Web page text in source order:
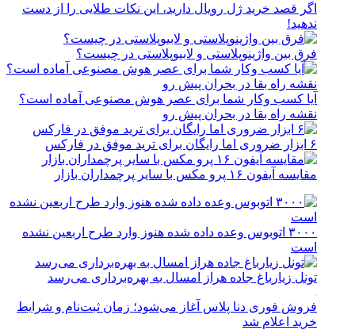
اگر قصد خرید ژل رویال دارید، این نکات طلایی را از دست
ندهید!
فرق بین واژینوپلاستی و لابیوپلاستی در چیست؟
آیا کسب وکار شما برای عصر هوش مصنوعی آماده است؟
نقشه راه بقا در بحران پیش رو
۶ ابزار ضروری اما رایگان برای ترید موفق در فارکس
مقایسه آیفون ۱۶ پرو مکس با سایر پرچمداران بازار
۳۰۰۰ اتوبوس وعده داده شده هنوز وارد طرح اربعین نشده
است
تونل زیارباغ جاده هراز امسال به بهره‌برداری می‌رسد
فروش فوری دنا پلاس آغاز می‌شود؛ زمان ثبت‌نام و شرایط
خرید اعلام شد